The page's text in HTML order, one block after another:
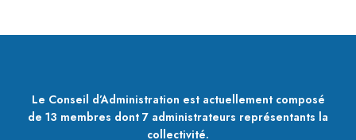
Le Conseil d’Administration est actuellement composé
de 13 membres dont 7 administrateurs représentants la
collectivité.